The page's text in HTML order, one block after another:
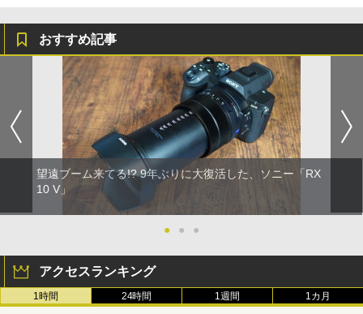
おすすめ記事
望遠ブーム来てる!? 9年ぶりに大復活した、ソニー「RX
10 V」
● ● ●
アクセスランキング
1時間 24時間 1週間 1カ月